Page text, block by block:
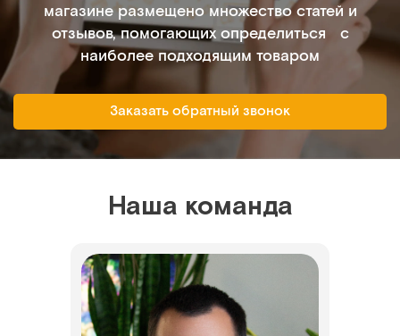
магазине размещено множество статей и
отзывов, помогающих определиться с
наиболее подходящим товаром
Заказать обратный звонок
Наша команда